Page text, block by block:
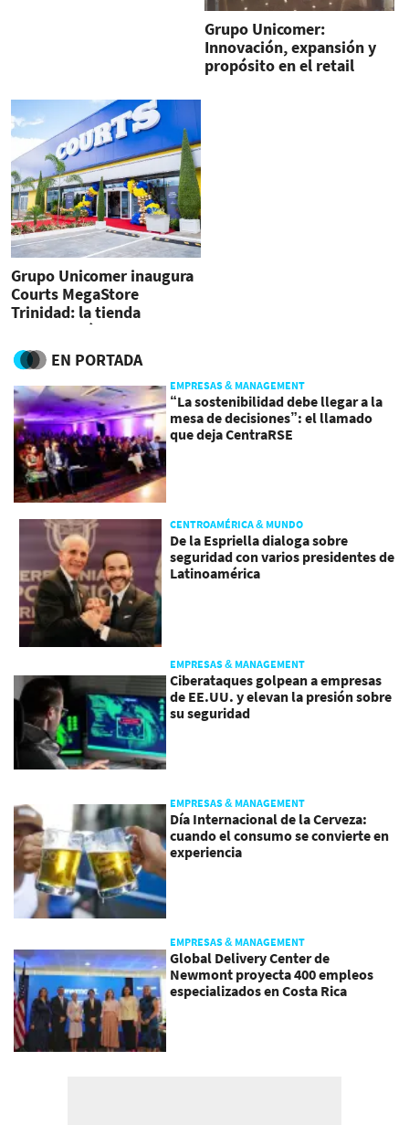
Grupo Unicomer:
Innovación, expansión y
propósito en el retail
Grupo Unicomer inaugura
Courts MegaStore
Trinidad: la tienda
insignia más grande del
Grupo en sus 20 mercados
EN PORTADA
EMPRESAS & MANAGEMENT
“La sostenibilidad debe llegar a la
mesa de decisiones”: el llamado
que deja CentraRSE
CENTROAMÉRICA & MUNDO
De la Espriella dialoga sobre
seguridad con varios presidentes de
Latinoamérica
EMPRESAS & MANAGEMENT
Ciberataques golpean a empresas
de EE.UU. y elevan la presión sobre
su seguridad
EMPRESAS & MANAGEMENT
Día Internacional de la Cerveza:
cuando el consumo se convierte en
experiencia
EMPRESAS & MANAGEMENT
Global Delivery Center de
Newmont proyecta 400 empleos
especializados en Costa Rica